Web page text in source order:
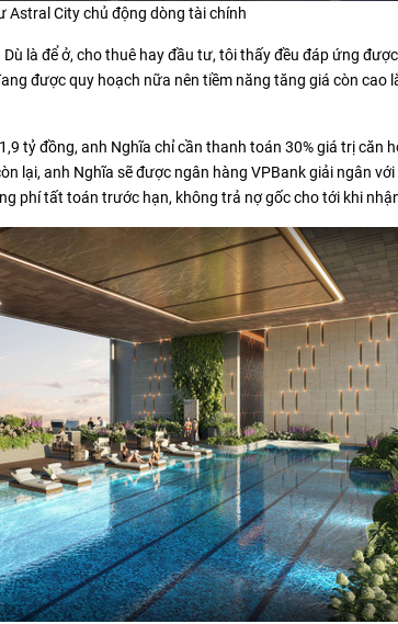
City chủ động dòng tài chính
là để ở, cho thuê hay đầu tư, tôi thấy đều đáp ứng
được quy hoạch nữa nên tiềm năng tăng giá còn cao
tỷ đồng, anh Nghĩa chỉ cần thanh toán 30% giá trị căn
lại, anh Nghĩa sẽ được ngân hàng VPBank giải ngân
phí tất toán trước hạn, không trả nợ gốc cho tới khi